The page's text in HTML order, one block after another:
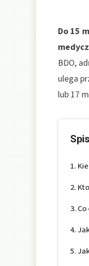
Do 15
BDO,
ulega
lub 17